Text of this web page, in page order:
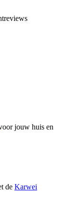
jouw huis en
de Karwei